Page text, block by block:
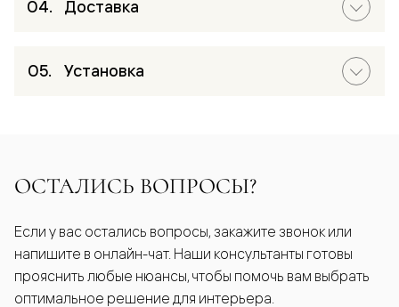
Доставка
Установка
ОСТАЛИСЬ ВОПРОСЫ?
Если у вас остались вопросы, закажите звонок или
напишите в онлайн-чат. Наши консультанты готовы
прояснить любые нюансы, чтобы помочь вам выбрать
оптимальное решение для интерьера.